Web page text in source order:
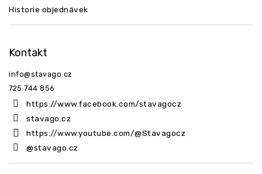
Historie objednávek
Kontakt
info@stavago.cz
725 744 856
https://www.facebook.com/stavagocz
stavago.cz
https://www.youtube.com/@Stavagocz
@stavago.cz